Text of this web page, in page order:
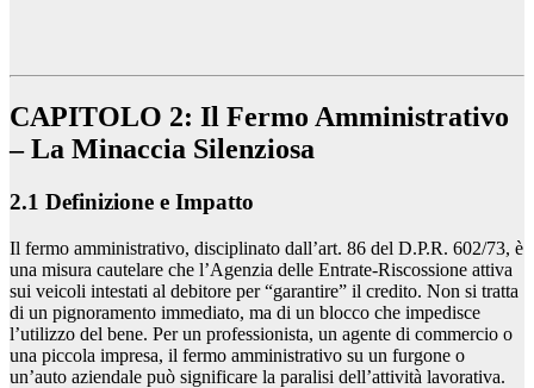
CAPITOLO 2: Il Fermo Amministrativo
– La Minaccia Silenziosa
2.1 Definizione e Impatto
Il fermo amministrativo, disciplinato dall’art. 86 del D.P.R. 602/73, è
una misura cautelare che l’Agenzia delle Entrate-Riscossione attiva
sui veicoli intestati al debitore per “garantire” il credito. Non si tratta
di un pignoramento immediato, ma di un blocco che impedisce
l’utilizzo del bene. Per un professionista, un agente di commercio o
una piccola impresa, il fermo amministrativo su un furgone o
un’auto aziendale può significare la paralisi dell’attività lavorativa.